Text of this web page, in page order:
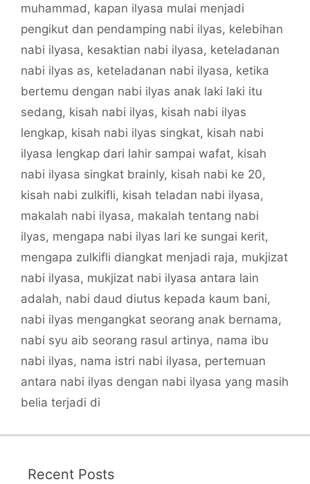
muhammad, kapan ilyasa mulai menjadi
pengikut dan pendamping nabi ilyas, kelebihan
nabi ilyasa, kesaktian nabi ilyasa, keteladanan
nabi ilyas as, keteladanan nabi ilyasa, ketika
bertemu dengan nabi ilyas anak laki laki itu
sedang, kisah nabi ilyas, kisah nabi ilyas
lengkap, kisah nabi ilyas singkat, kisah nabi
ilyasa lengkap dari lahir sampai wafat, kisah
nabi ilyasa singkat brainly, kisah nabi ke 20,
kisah nabi zulkifli, kisah teladan nabi ilyasa,
makalah nabi ilyasa, makalah tentang nabi
ilyas, mengapa nabi ilyas lari ke sungai kerit,
mengapa zulkifli diangkat menjadi raja, mukjizat
nabi ilyasa, mukjizat nabi ilyasa antara lain
adalah, nabi daud diutus kepada kaum bani,
nabi ilyas mengangkat seorang anak bernama,
nabi syu aib seorang rasul artinya, nama ibu
nabi ilyas, nama istri nabi ilyasa, pertemuan
antara nabi ilyas dengan nabi ilyasa yang masih
belia terjadi di
Recent Posts